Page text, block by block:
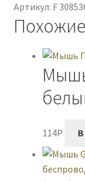
Accura
MM-
черный
Артикул: F
Похожие
114P